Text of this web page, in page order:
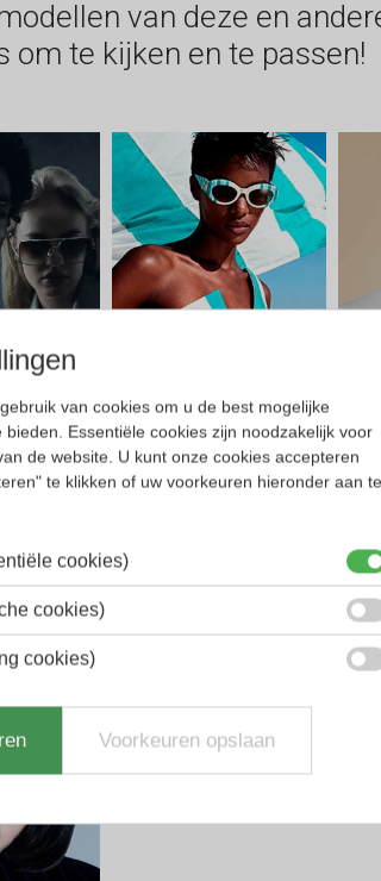
van cookies om u de best mogelijke
Essentiële cookies zijn noodzakelijk voor
de website. U kunt onze cookies accepteren
te klikken of uw voorkeuren hieronder aan te
cookies)
cookies)
cookies)
Voorkeuren opslaan